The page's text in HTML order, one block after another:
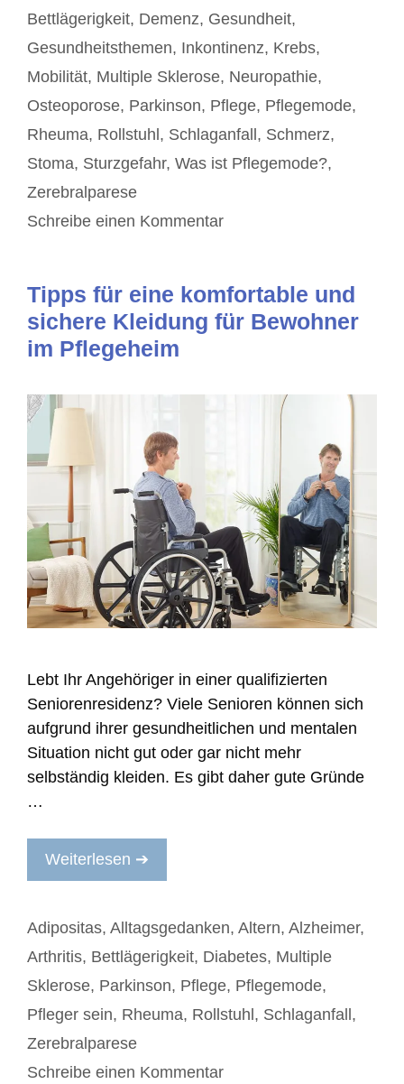
Bettlägerigkeit, Demenz, Gesundheit,
Gesundheitsthemen, Inkontinenz, Krebs,
Mobilität, Multiple Sklerose, Neuropathie,
Osteoporose, Parkinson, Pflege, Pflegemode,
Rheuma, Rollstuhl, Schlaganfall, Schmerz,
Stoma, Sturzgefahr, Was ist Pflegemode?,
Zerebralparese
Schreibe einen Kommentar
Tipps für eine komfortable und
sichere Kleidung für Bewohner
im Pflegeheim
Lebt Ihr Angehöriger in einer qualifizierten
Seniorenresidenz? Viele Senioren können sich
aufgrund ihrer gesundheitlichen und mentalen
Situation nicht gut oder gar nicht mehr
selbständig kleiden. Es gibt daher gute Gründe
…
Weiterlesen ➔
Kategorien
Adipositas, Alltagsgedanken, Altern, Alzheimer,
Arthritis, Bettlägerigkeit, Diabetes, Multiple
Sklerose, Parkinson, Pflege, Pflegemode,
Pfleger sein, Rheuma, Rollstuhl, Schlaganfall,
Zerebralparese
Schreibe einen Kommentar